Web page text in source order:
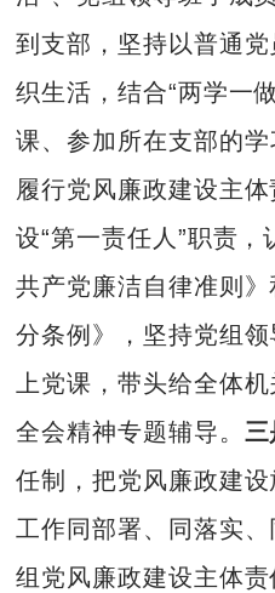
到支部，坚持以普通
织生活，结合“两学一
课、参加所在支部的学
履行党风廉政建设主
设“第一责任人”职责
共产党廉洁自律准则
分条例》，坚持党组
上党课，带头给全体
全会精神专题辅导。 三
任制，把党风廉政建
工作同部署、同落实
组党风廉政建设主体